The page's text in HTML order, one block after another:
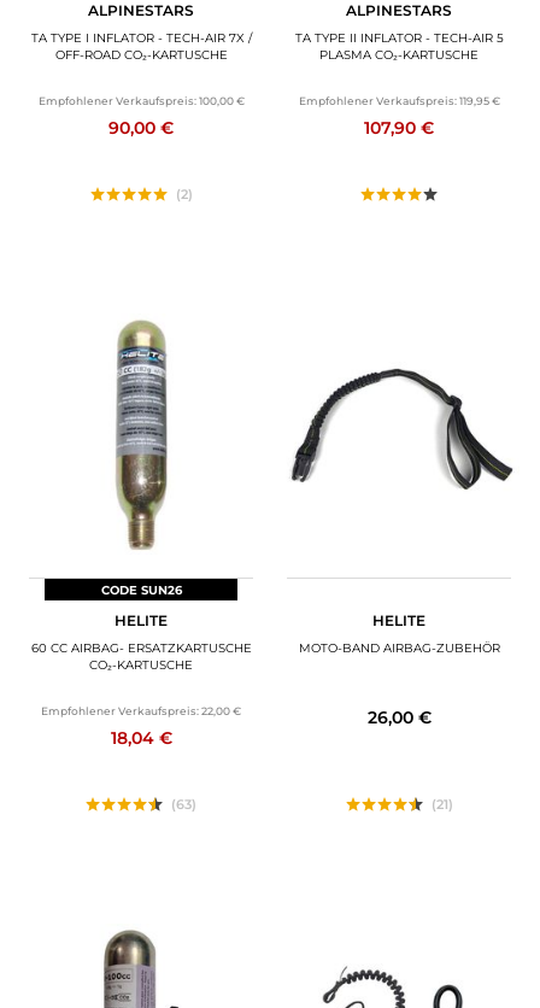
—
KONTAKTIEREN SIE UNS
ALPINESTARS
TA TYPE I INFLATOR - TECH-AIR 7X /
OFF-ROAD CO₂-KARTUSCHE
Empfohlener Verkaufspreis: 100,00 €
90,00 €
(2)
ALPINESTARS
TA TYPE II INFLATOR - TECH-AIR 5
PLASMA CO₂-KARTUSCHE
Empfohlener Verkaufspreis: 119,95 €
107,90 €
CODE SUN26
HELITE
60 CC AIRBAG- ERSATZKARTUSCHE
CO₂-KARTUSCHE
Empfohlener Verkaufspreis:22,00 €
18,04 €
(63)
HELITE
MOTO-BAND AIRBAG-ZUBEHÖR
26,00 €
(21)